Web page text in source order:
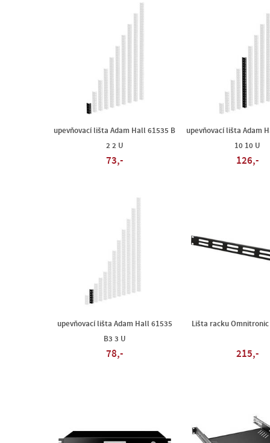
upevňovací lišta Adam Hall 61535 B
2 2 U
73,-
upevňovací lišta Adam
10 10 U
126,-
upevňovací lišta Adam Hall 61535
B3 3 U
78,-
Lišta racku Omnitronic
215,-